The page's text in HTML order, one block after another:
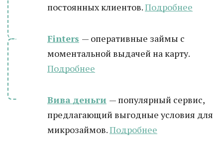
постоянных клиентов.Подробнее
Finters — оперативные займы с
моментальной выдачей на карту.
Подробнее
Вива деньги — популярный сервис,
предлагающий выгодные условия для
микрозаймов.Подробнее